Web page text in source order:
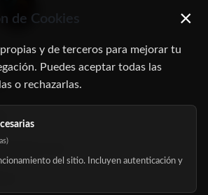
28016 Madrid
de Cookies ×
y de terceros para mejorar tu
Puedes aceptar todas las
o rechazarlas.
del sitio. Incluyen autenticación y